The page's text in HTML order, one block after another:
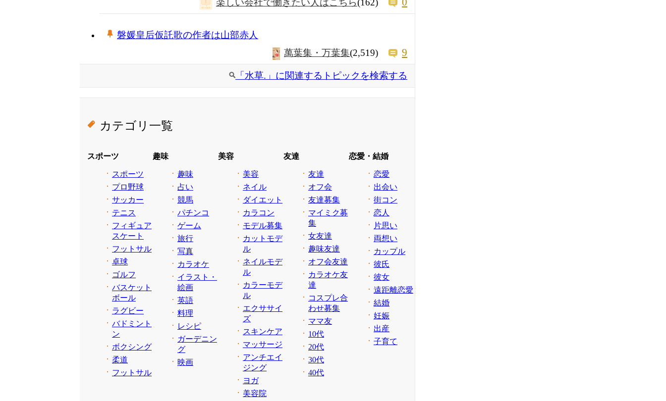
磐媛皇后仮託歌の作者は山部赤人
萬葉集・万葉集(2,519) 9
「水草.」に関連するトピックを検索する
カテゴリ一覧
スポーツ
スポーツ
プロ野球
サッカー
テニス
フィギュア
スケート
フットサル
卓球
ゴルフ
バスケット
ボール
ラグビー
バドミント
ン
ボクシング
柔道
フットサル
趣味
趣味
占い
競馬
パチンコ
ゲーム
旅行
写真
カラオケ
イラスト・
絵画
英語
料理
レシピ
ガーデニン
グ
映画
美容
美容
ネイル
ダイエット
カラコン
モデル募集
カットモデ
ル
ネイルモデ
ル
カラーモデ
ル
エクササイ
ズ
スキンケア
マッサージ
アンチエイ
ジング
ヨガ
美容院
友達
友達
オフ会
友達募集
マイミク募
集
女友達
趣味友達
オフ会友達
カラオケ友
達
コスプレ合
わせ募集
ママ友
10代
20代
30代
40代
恋愛・結婚
恋愛
出会い
街コン
恋人
片思い
両想い
カップル
彼氏
彼女
遠距離恋愛
結婚
妊娠
出産
子育て